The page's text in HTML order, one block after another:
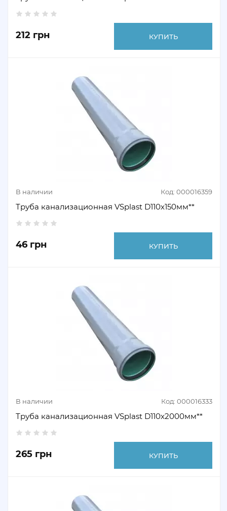
212 грн КУПИТЬ
В наличии Код: 000016359
Труба канализационная VSplast D110х150мм**
46 грн КУПИТЬ
В наличии Код: 000016333
Труба канализационная VSplast D110х2000мм**
265 грн КУПИТЬ